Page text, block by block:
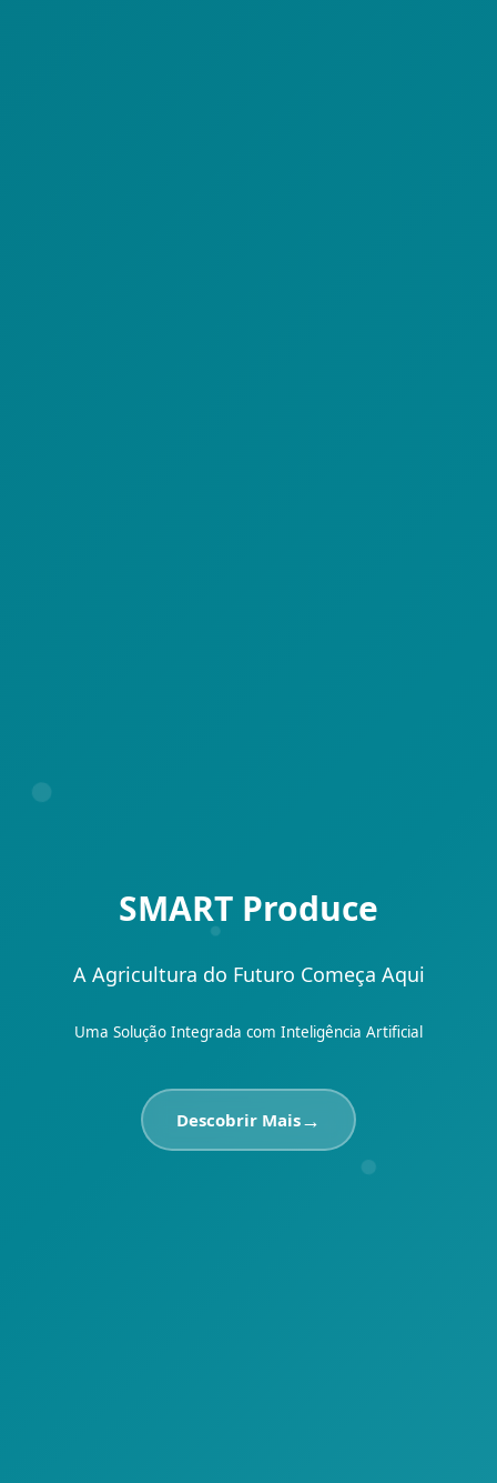
SMART Produce
A Agricultura do Futuro Começa Aqui
Uma Solução Integrada com Inteligência Artificial
Descobrir Mais→